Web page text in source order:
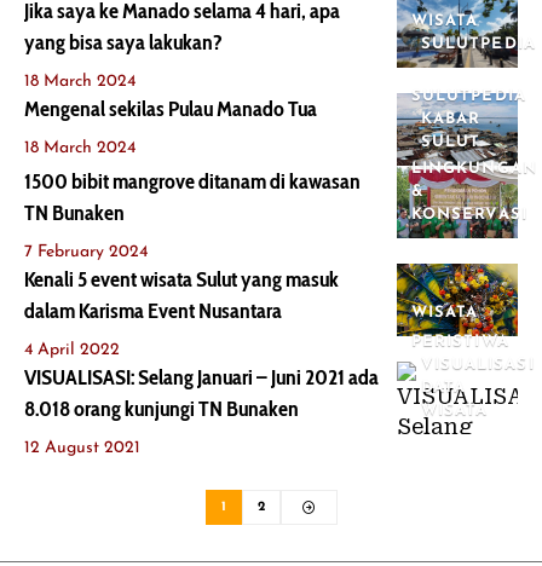
WISATA
SULUTPEDIA
Jika saya ke Manado selama 4 hari, apa
yang bisa saya lakukan?
18 March 2024
SULUTPEDIA
KABAR
SULUT
Mengenal sekilas Pulau Manado Tua
18 March 2024
LINGKUNGAN
&
KONSERVASI
1500 bibit mangrove ditanam di kawasan
TN Bunaken
7 February 2024
WISATA
Kenali 5 event wisata Sulut yang masuk
dalam Karisma Event Nusantara
4 April 2022
PERISTIWA
VISUALISASI
DATA
WISATA
VISUALISASI: Selang Januari – Juni 2021 ada
8.018 orang kunjungi TN Bunaken
12 August 2021
1 2